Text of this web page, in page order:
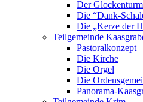
Der Glockenturm
Die “Dank-
Die „Kerze der
Teilgemeinde
Pastoralkonzept
Die Kirche
Die Orgel
Die
Panorama-